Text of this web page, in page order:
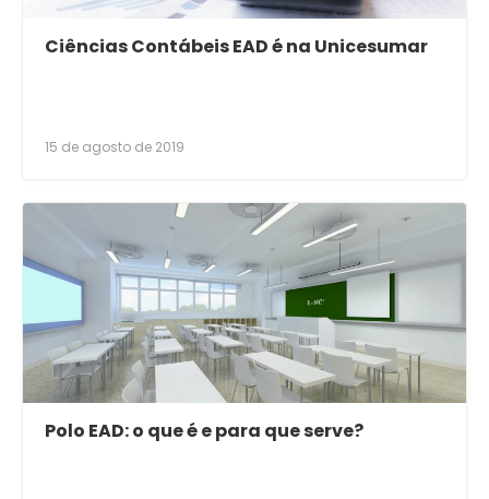
Ciências Contábeis EAD é na Unicesumar
15 de agosto de 2019
Polo EAD: o que é e para que serve?